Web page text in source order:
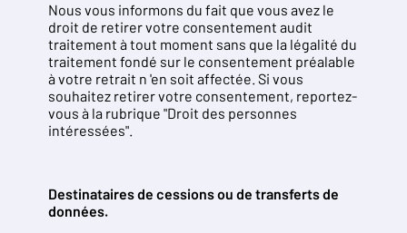
Nous vous informons du fait que vous avez le
droit de retirer votre consentement audit
traitement à tout moment sans que la légalité du
traitement fondé sur le consentement préalable
à votre retrait n 'en soit affectée. Si vous
souhaitez retirer votre consentement, reportez-
vous à la rubrique "Droit des personnes
intéressées".
Destinataires de cessions ou de transferts de
données.